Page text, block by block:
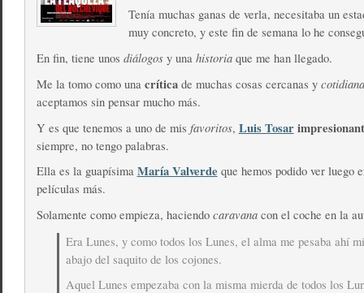
Tenía muchas ganas de verla, necesitaba un
muy concreto, y este fin de semana lo he
En fin, tiene unos diálogos y una historia que me han llegado.
Me la tomo como una crítica de muchas cosas cercanas y
aceptamos sin pensar mucho más.
Y es que tenemos a uno de mis favoritos, Luis Tosar
siempre, no tengo palabras.
Ella es la guapísima María Valverde que hemos podido ver luego
películas más.
Solamente como empieza, haciendo caravana con el coche en la
Era Lunes, y como todos los Lunes, el alma me pesaba ahí
abajo del saquito de los cojones.
Aquel Lunes empezaba con la misma mierda de todos los